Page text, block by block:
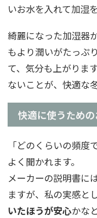
いお水を入れて加湿
綺麗になった加湿器
もより潤いがたっぷ
て、気分も上がりま
ないことが、快適な
快適に使うため
「どのくらいの頻
よく聞かれます。
メーカーの説明書に
ますが、私の実感と
いたほうが安心かな